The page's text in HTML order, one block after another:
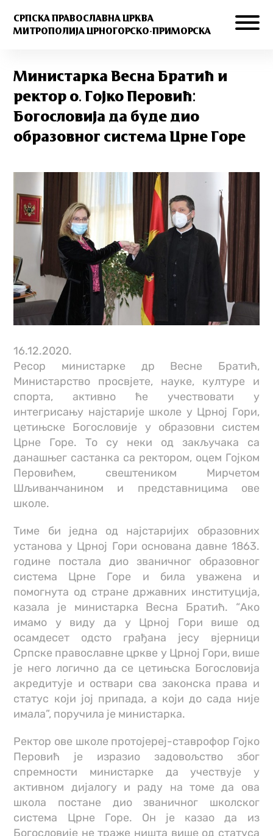
СРПСКА ПРАВОСЛАВНА ЦРКВА
МИТРОПОЛИЈА ЦРНОГОРСКО-ПРИМОРСКА
Министарка Весна Братић и
ректор о. Гојко Перовић:
Богословија да буде дио
образовног система Црне Горе
16.12.2020.
Ресор министарке др Весне Братић,
Министарство просвјете, науке, културе и
спорта, активно ће учествовати у
интегрисању најстарије школе у Црној Гори,
цетињске Богословије у образовни систем
Црне Горе. То су неки од закључака са
данашњег састанка са ректором, оцем Гојком
Перовићем, свештеником Мирчетом
Шљиванчанином и представницима ове
школе.
Тиме би једна од најстаријих образовних
установа у Црној Гори основана давне 1863.
године постала дио званичног образовног
система Црне Горе и била уважена и
помогнута од стране државних институција,
казала је министарка Весна Братић. “Ако
имамо у виду да у Црној Гори више од
осамдесет одсто грађана јесу вјерници
Српске православне цркве у Црној Гори, више
је него логично да се цетињска Богословија
акредитује и оствари сва законска права и
статус који јој припада, а који до сада није
имала”, поручила је министарка.
Ректор ове школе протојереј-ставрофор Гојко
Перовић је изразио задовољство због
спремности министарке да учествује у
активном дијалогу и раду на томе да ова
школа постане дио званичног школског
система Црне Горе. Он је казао да из
Богословије не траже ништа више од статуса